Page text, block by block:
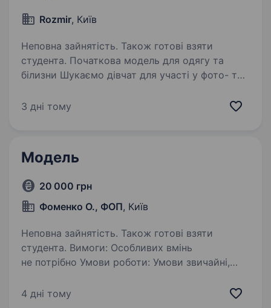
Rozmir, Київ
Неповна зайнятість. Також готові взяти
студента. Початкова модель для одягу та
білизни Шукаємо дівчат для участі у фото- та
не обов’язковий — головне впевненість у собі,
3 дні тому
Модель
20 000 грн
Фоменко О., ФОП, Київ
Неповна зайнятість. Також готові взяти
студента. Вимоги: Особливих вмінь
не потрібно Умови роботи: Умови звичайні,
для малювання сидячи або стоячи, позування
4 дні тому